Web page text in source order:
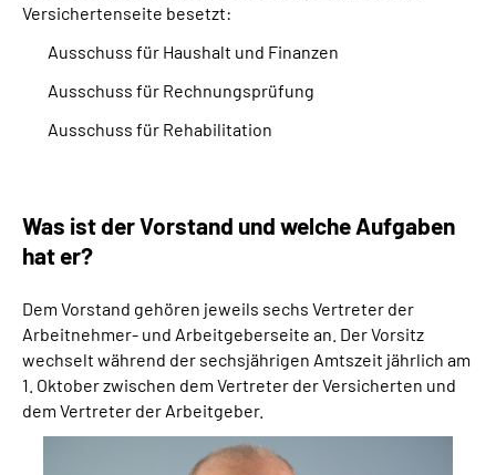
Versichertenseite besetzt:
Ausschuss für Haushalt und Finanzen
Ausschuss für Rechnungsprüfung
Ausschuss für Rehabilitation
Was ist der Vorstand und welche Aufgaben
hat er?
Dem Vorstand gehören jeweils sechs Vertreter der
Arbeitnehmer- und Arbeitgeberseite an. Der Vorsitz
wechselt während der sechsjährigen Amtszeit jährlich am
1. Oktober zwischen dem Vertreter der Versicherten und
dem Vertreter der Arbeitgeber.